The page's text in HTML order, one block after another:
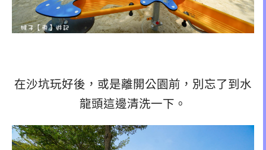
在沙坑玩好後，或是離開公園前，別忘了到水
龍頭這邊清洗一下。